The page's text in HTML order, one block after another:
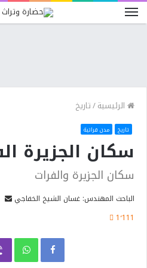
الرئيسية/تاريخ
تاريخ مدن فراتية
سكان الجزيرة
سكان الجزيرة والفرات
الباحث المهندس: غسان الشيخ الخفاجي
1٬111
Facebook
WhatsApp
Viber